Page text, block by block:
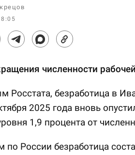
численности
Росстата, безработица в
2025 года вновь
1,9 процента от
по России безработица